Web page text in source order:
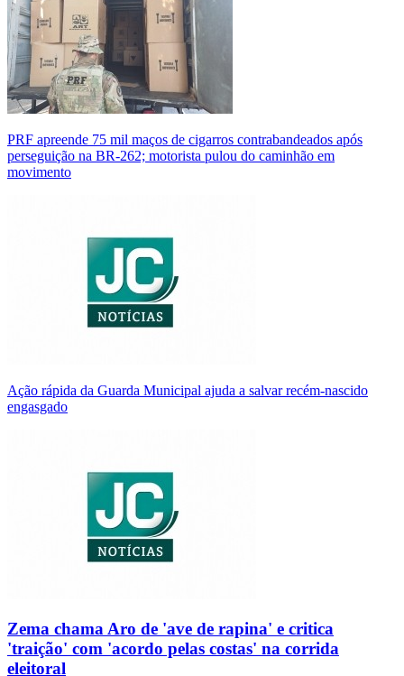
PRF apreende 75 mil maços de cigarros contrabandeados após
perseguição na BR-262; motorista pulou do caminhão em
movimento
Ação rápida da Guarda Municipal ajuda a salvar recém-nascido
engasgado
Zema chama Aro de 'ave de rapina' e critica
'traição' com 'acordo pelas costas' na corrida
eleitoral